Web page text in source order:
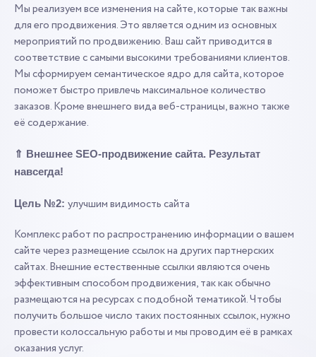
Мы реализуем все изменения на сайте, которые так важны
для его продвижения. Это является одним из основных
мероприятий по продвижению. Ваш сайт приводится в
соответствие с самыми высокими требованиями клиентов.
Мы сформируем семантическое ядро для сайта, которое
поможет быстро привлечь максимальное количество
заказов. Кроме внешнего вида веб-страницы, важно также
её содержание.
⇑ Внешнее SEO-продвижение сайта. Результат
навсегда!
Цель №2: улучшим видимость сайта
Комплекс работ по распространению информации о вашем
сайте через размещение ссылок на других партнерских
сайтах. Внешние естественные ссылки являются очень
эффективным способом продвижения, так как обычно
размещаются на ресурсах с подобной тематикой. Чтобы
получить большое число таких постоянных ссылок, нужно
провести колоссальную работы и мы проводим её в рамках
оказания услуг.